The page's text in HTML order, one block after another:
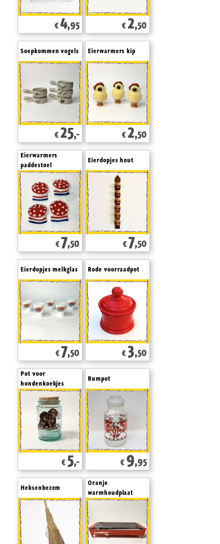
€ 4,95 € 2,50
Soepkommen vogels
€ 25,-
Eierwarmers kip
€ 2,50
Eierwarmers
paddestoel
€ 7,50
Eierdopjes hout
€ 7,50
Eierdopjes melkglas
€ 7,50
Rode voorraadpot
€ 3,50
Pot voor
hondenkoekjes
€ 5,-
Rumpot
€ 9,95
Heksenbezem
Oranje
warmhoudplaat